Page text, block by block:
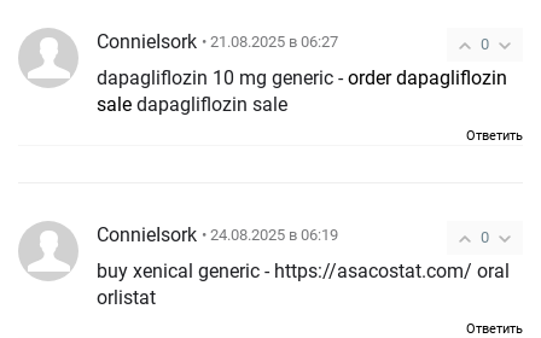
0
ConnieIsork • 21.08.2025 в 06:27
dapagliflozin 10 mg generic -order dapagliflozin
sale dapagliflozin sale
Ответить
0
ConnieIsork • 24.08.2025 в 06:19
buy xenical generic - https://asacostat.com/ oral
orlistat
Ответить